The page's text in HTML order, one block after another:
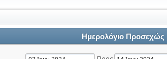
Ημερολόγιο Προσεχώς